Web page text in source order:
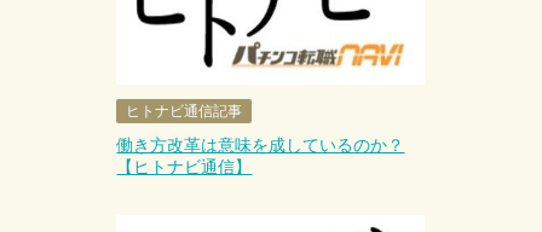
ヒトナビ通信記事
働き方改革は意味を成しているのか？
【ヒトナビ通信】